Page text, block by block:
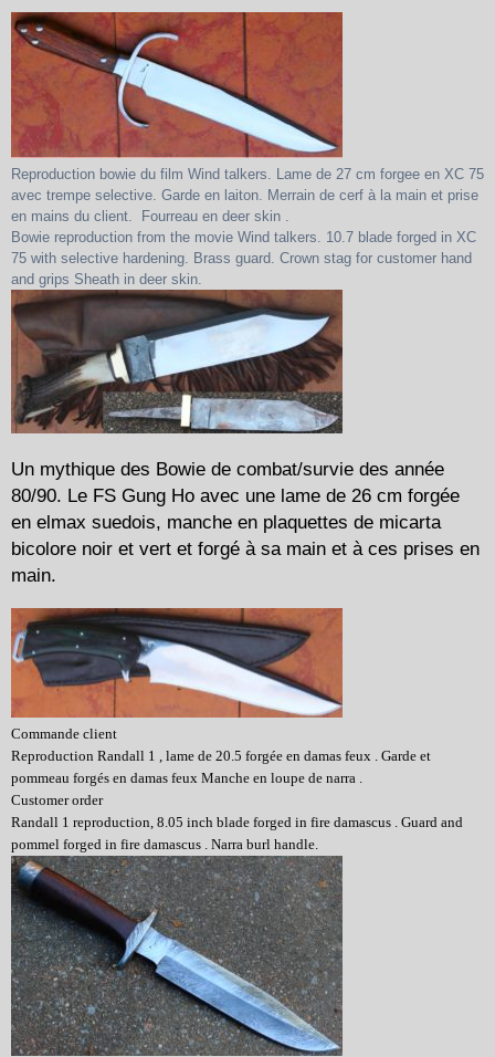
Reproduction bowie du film Wind talkers. Lame de 27 cm forgee en XC 75
avec trempe selective. Garde en laiton. Merrain de cerf à la main et prise
en mains du client. Fourreau en deer skin .
Bowie reproduction from the movie Wind talkers. 10.7 blade forged in XC
75 with selective hardening. Brass guard. Crown stag for customer hand
and grips Sheath in deer skin.
Un mythique des Bowie de combat/survie des année
80/90. Le FS Gung Ho avec une lame de 26 cm forgée
en elmax suedois, manche en plaquettes de micarta
bicolore noir et vert et forgé à sa main et à ces prises en
main.
Commande client
Reproduction Randall 1 , lame de 20.5 forgée en damas feux . Garde et
pommeau forgés en damas feux Manche en loupe de narra .
Customer order
Randall 1 reproduction, 8.05 inch blade forged in fire damascus . Guard and
pommel forged in fire damascus . Narra burl handle.